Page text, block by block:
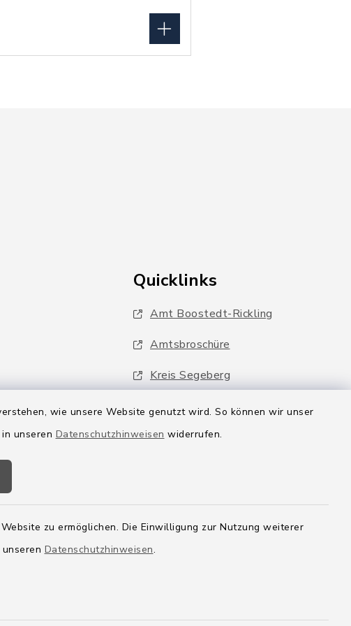
wie unsere Website genutzt wird. So können wir unser
unseren Datenschutzhinweisen widerrufen.
zu ermöglichen. Die Einwilligung zur Nutzung weiterer
Datenschutzhinweisen.
Quicklinks
Amt Boostedt-Rickling
Amtsbroschüre
Kreis Segeberg
Wege-Zweckverband